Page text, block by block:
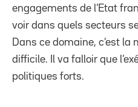
engagements de l’Etat
voir dans quels secteurs
Dans ce domaine, c’est
difficile. Il va falloir que
politiques forts.